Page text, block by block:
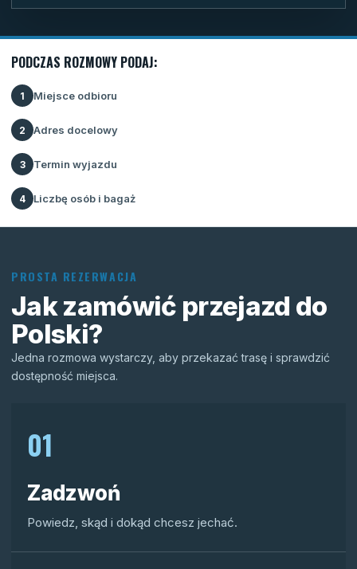
PODCZAS ROZMOWY PODAJ:
1 Miejsce odbioru
2 Adres docelowy
3 Termin wyjazdu
4 Liczbę osób i bagaż
PROSTA REZERWACJA
Jak zamówić przejazd do
Polski?
Jedna rozmowa wystarczy, aby przekazać trasę i sprawdzić
dostępność miejsca.
01
Zadzwoń
Powiedz, skąd i dokąd chcesz jechać.